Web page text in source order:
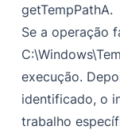
getTempPathA.
Se a operação
execução.
identificado, o
trabalho